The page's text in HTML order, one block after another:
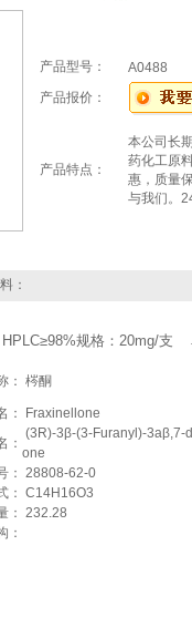
产品型号：
A0488
产品报价：
产品特点：
本公司长
药化工原
惠，质量
与我们。
：
规格：20mg/
： 梣酮
：
Fraxinellone
：
(3R)-3β-(3-Furanyl)-3aβ,7-
one
： 28808-62-0
： C14H16O3
： 232.28
：